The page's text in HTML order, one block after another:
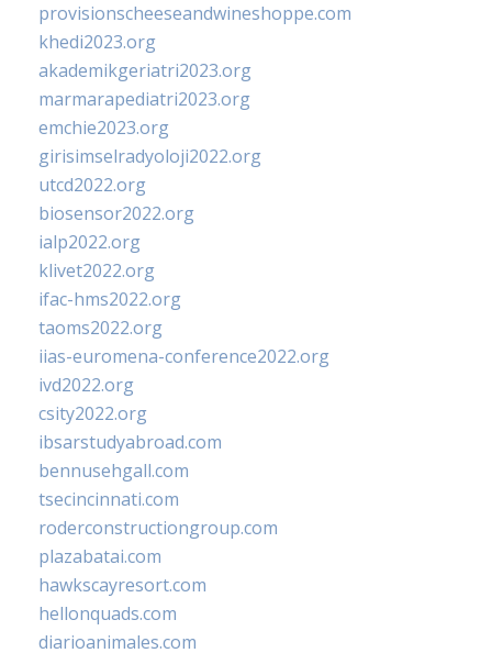
provisionscheeseandwineshoppe.com
khedi2023.org
akademikgeriatri2023.org
marmarapediatri2023.org
emchie2023.org
girisimselradyoloji2022.org
utcd2022.org
biosensor2022.org
ialp2022.org
klivet2022.org
ifac-hms2022.org
taoms2022.org
iias-euromena-conference2022.org
ivd2022.org
csity2022.org
ibsarstudyabroad.com
bennusehgall.com
tsecincinnati.com
roderconstructiongroup.com
plazabatai.com
hawkscayresort.com
hellonquads.com
diarioanimales.com